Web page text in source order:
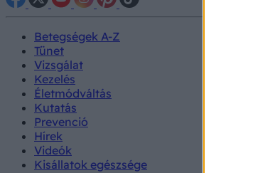
Betegségek A-Z
Tünet
Vizsgálat
Kezelés
Életmódváltás
Kutatás
Prevenció
Hírek
Videók
Kisállatok egészsége